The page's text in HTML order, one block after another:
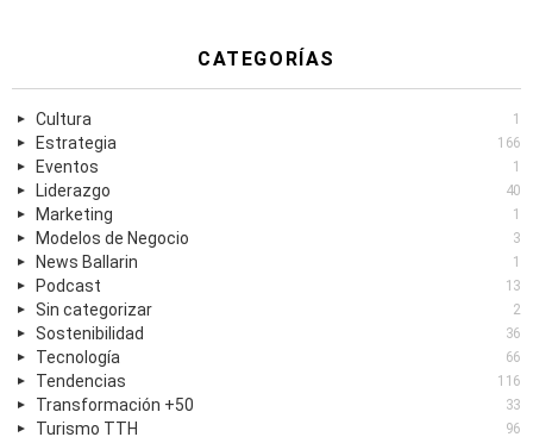
CATEGORÍAS
Cultura 1
Estrategia 166
Eventos 1
Liderazgo 40
Marketing 1
Modelos de Negocio 3
News Ballarin 1
Podcast 13
Sin categorizar 2
Sostenibilidad 36
Tecnología 66
Tendencias 116
Transformación +50 33
Turismo TTH 96